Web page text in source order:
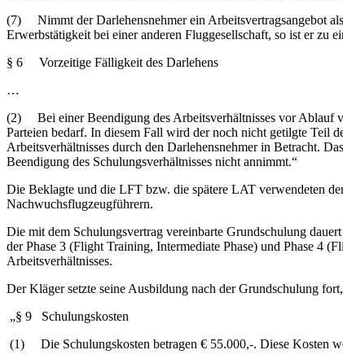
(7) Nimmt der Darlehensnehmer ein Arbeitsvertragsangebot
Erwerbstätigkeit bei einer anderen Fluggesellschaft, so ist er zu
§ 6 Vorzeitige Fälligkeit des Darlehens
…
(2) Bei einer Beendigung des Arbeitsverhältnisses vor Ablauf
Parteien bedarf. In diesem Fall wird der noch nicht getilgte Teil
Arbeitsverhältnisses durch den Darlehensnehmer in Betracht.
Beendigung des Schulungsverhältnisses nicht annimmt.“
Die Beklagte und die LFT bzw. die spätere LAT verwendeten
Nachwuchsflugzeugführern.
Die mit dem Schulungsvertrag vereinbarte Grundschulung
der Phase 3 (Flight Training, Intermediate Phase) und Phase 4
Arbeitsverhältnisses.
Der Kläger setzte seine Ausbildung nach der Grundschulung
„§ 9 Schulungskosten
(1) Die Schulungskosten betragen € 55.000,-. Diese Kosten